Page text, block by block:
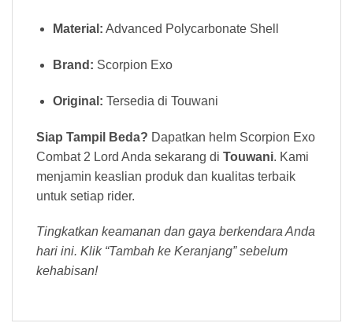
Material: Advanced Polycarbonate Shell
Brand: Scorpion Exo
Original: Tersedia di Touwani
Siap Tampil Beda? Dapatkan helm Scorpion Exo
Combat 2 Lord Anda sekarang di Touwani. Kami
menjamin keaslian produk dan kualitas terbaik
untuk setiap rider.
Tingkatkan keamanan dan gaya berkendara Anda
hari ini. Klik “Tambah ke Keranjang” sebelum
kehabisan!